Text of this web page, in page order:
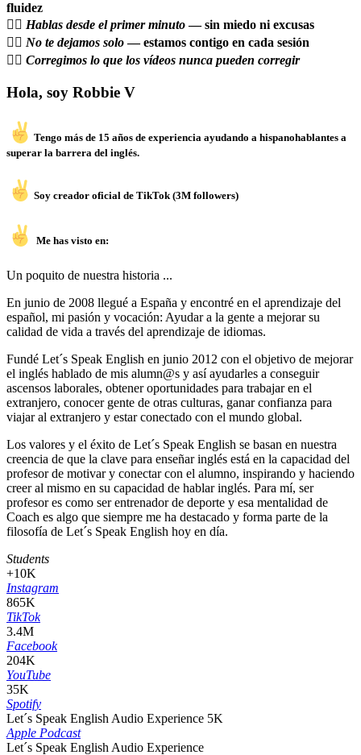
fluidez
👉🏼 Hablas desde el primer minuto— sin miedo ni excusas
👉🏼 No te dejamos solo— estamos contigo en cada sesión
👉🏼 Corregimos lo que los vídeos nunca pueden corregir
Hola, soy Robbie V
Tengo más de 15 años de experiencia ayudando a hispanohablantes a
superar la barrera del inglés.
Soy creador oficial de TikTok (3M followers)
Me has visto en:
Un poquito de nuestra historia ...
En junio de 2008 llegué a España y encontré en el aprendizaje del
español, mi pasión y vocación: Ayudar a la gente a mejorar su
calidad de vida a través del aprendizaje de idiomas.
Fundé Let´s Speak English en junio 2012 con el objetivo de mejorar
el inglés hablado de mis alumn@s y así ayudarles a conseguir
ascensos laborales, obtener oportunidades para trabajar en el
extranjero, conocer gente de otras culturas, ganar confianza para
viajar al extranjero y estar conectado con el mundo global.
Los valores y el éxito de Let´s Speak English se basan en nuestra
creencia de que la clave para enseñar inglés está en la capacidad del
profesor de motivar y conectar con el alumno, inspirando y haciendo
creer al mismo en su capacidad de hablar inglés. Para mí, ser
profesor es como ser entrenador de deporte y esa mentalidad de
Coach es algo que siempre me ha destacado y forma parte de la
filosofía de Let´s Speak English hoy en día.
Students
+10K
Instagram
865K
TikTok
3.4M
Facebook
204K
YouTube
35K
Spotify
Let´s Speak English Audio Experience 5K
Apple Podcast
Let´s Speak English Audio Experience